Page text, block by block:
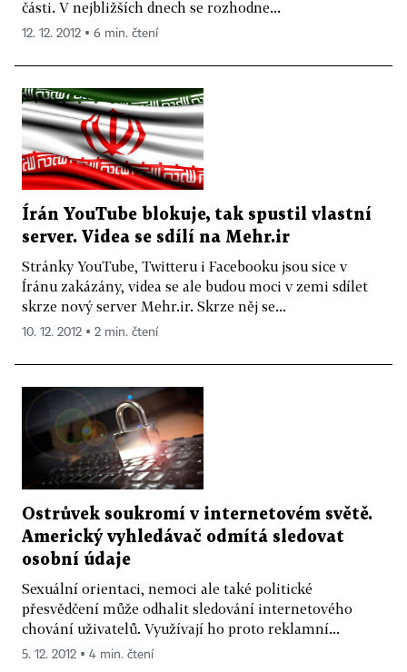
části. V nejbližších dnech se rozhodne...
12. 12. 2012 ▪ 6 min. čtení
Írán YouTube blokuje, tak spustil vlastní
server. Videa se sdílí na Mehr.ir
Stránky YouTube, Twitteru i Facebooku jsou sice v
Íránu zakázány, videa se ale budou moci v zemi sdílet
skrze nový server Mehr.ir. Skrze něj se...
10. 12. 2012 ▪ 2 min. čtení
Ostrůvek soukromí v internetovém světě.
Americký vyhledávač odmítá sledovat
osobní údaje
Sexuální orientaci, nemoci ale také politické
přesvědčení může odhalit sledování internetového
chování uživatelů. Využívají ho proto reklamní...
5. 12. 2012 ▪ 4 min. čtení